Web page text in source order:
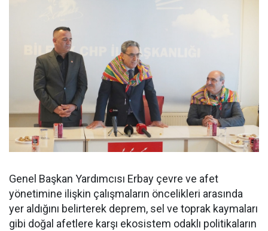
Genel Başkan Yardımcısı Erbay çevre ve afet
yönetimine ilişkin çalışmaların öncelikleri arasında
yer aldığını belirterek deprem, sel ve toprak kaymaları
gibi doğal afetlere karşı ekosistem odaklı politikaların